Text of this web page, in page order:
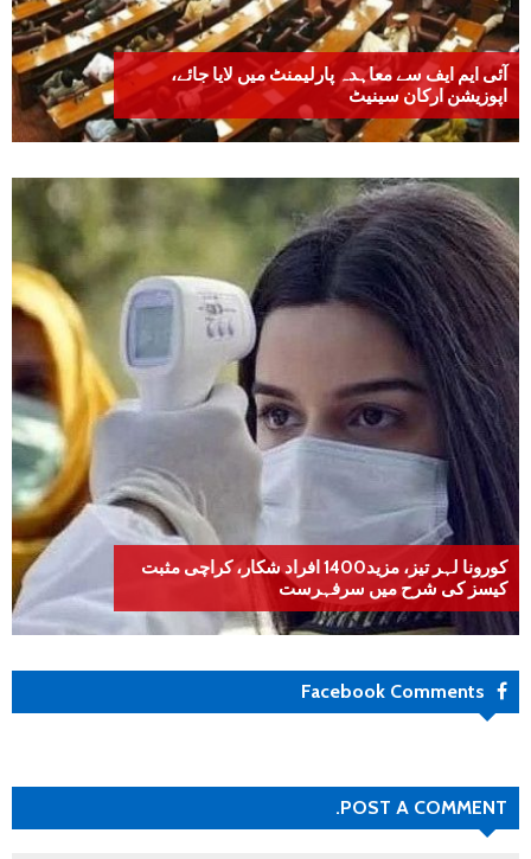
آئی ایم ایف سے معاہدہ پارلیمنٹ میں لایا جائے،
اپوزیشن ارکان سینیٹ
کورونا لہر تیز، مزید1400 افراد شکار، کراچی مثبت
کیسز کی شرح میں سرفہرست
Facebook Comments
POST A COMMENT.